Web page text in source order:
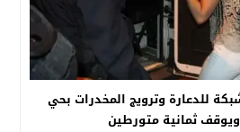
للدعارة وترويج المخدرات بحي
ثمانية متورطين